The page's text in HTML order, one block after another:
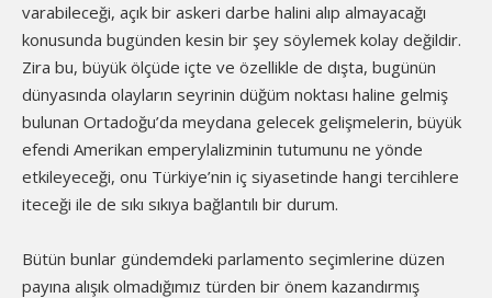
varabileceği, açık bir askeri darbe halini alıp almayacağı
konusunda bugünden kesin bir şey söylemek kolay değildir.
Zira bu, büyük ölçüde içte ve özellikle de dışta, bugünün
dünyasında olayların seyrinin düğüm noktası haline gelmiş
bulunan Ortadoğu’da meydana gelecek gelişmelerin, büyük
efendi Amerikan emperylalizminin tutumunu ne yönde
etkileyeceği, onu Türkiye’nin iç siyasetinde hangi tercihlere
iteceği ile de sıkı sıkıya bağlantılı bir durum.
Bütün bunlar gündemdeki parlamento seçimlerine düzen
payına alışık olmadığımız türden bir önem kazandırmış